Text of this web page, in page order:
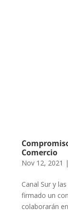
Comercio
Nov 12, 2021 |
Canal Sur y
firmado un
colaborarán